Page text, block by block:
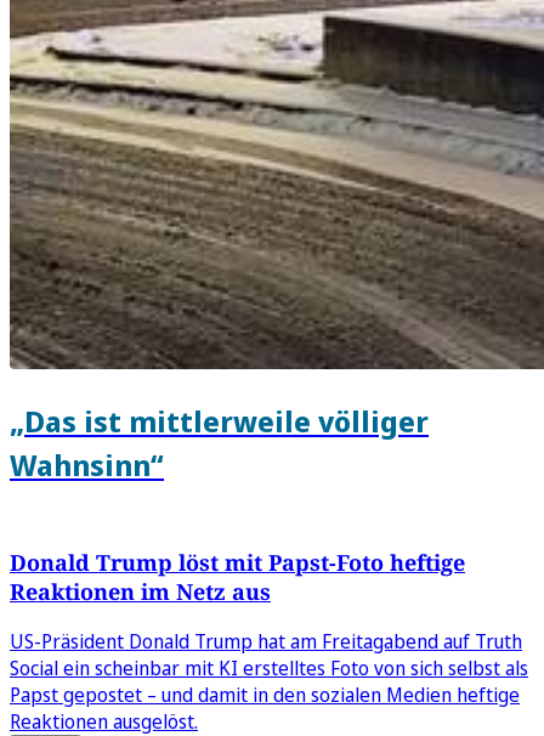
„Das ist mittlerweile völliger
Wahnsinn“
Donald Trump löst mit Papst-Foto heftige
Reaktionen im Netz aus
US-Präsident Donald Trump hat am Freitagabend auf Truth
Social ein scheinbar mit KI erstelltes Foto von sich selbst als
Papst gepostet – und damit in den sozialen Medien heftige
Reaktionen ausgelöst.